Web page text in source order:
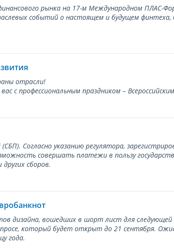
рынка на 17-м Международном ПЛАС-
событий о настоящем и будущем финтеха,
отрасли!
с профессиональным праздником –
Согласно указанию регулятора,
совершать платежи в пользу
сборов.
дизайна, вошедших в шорт лист для следующей
который будет открыт до 21 сентября.
года.